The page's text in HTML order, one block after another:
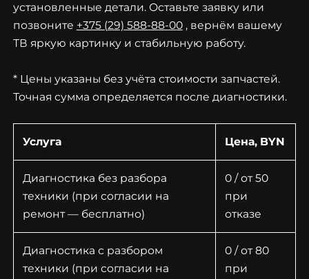
установленные детали. Оставьте заявку или
позвоните +375 (29) 588-88-00, вернём вашему
ТВ яркую картинку и стабильную работу.
* Цены указаны без учёта стоимости запчастей.
Точная сумма определяется после диагностики.
Услуга Цена, BYN
Диагностика без разбора
техники (при согласии на
ремонт — бесплатно)
0 / от 50
при
отказе
Диагностика с разбором
техники (при согласии на
0 / от 80
при